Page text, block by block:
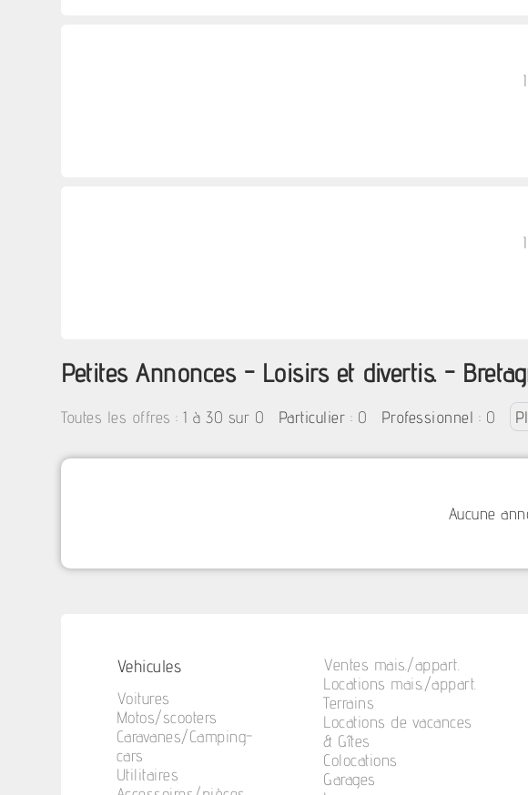
Petites Annonces - Loisirs et divertis. -
Toutes les offres :1 à 30 sur 0 Particulier : 0 Professionnel : 0
Aucune
Vehicules
Voitures
Motos/scooters
Caravanes/Camping-
cars
Utilitaires
Ventes mais./appart.
Locations mais./appart.
Terrains
Locations de vacances
& Gîtes
Colocations
Garages